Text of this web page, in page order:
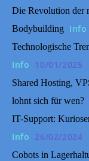
Die Revolution der
Bodybuilding Info
Technologische
Info 10/01/2025
Shared Hosting,
lohnt sich für wen?
IT-Support:
Info 26/02/2024
Cobots in